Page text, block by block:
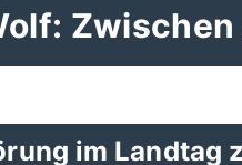
im Landtag